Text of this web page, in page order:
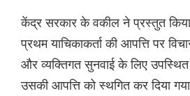
केंद्र सरकार के वकील ने प्रस्तुत किया
प्रथम याचिकाकर्ता की आपत्ति पर
और व्यक्तिगत सुनवाई के लिए
उसकी आपत्ति को स्थगित कर दिया